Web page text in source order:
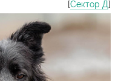
[Сектор Д]